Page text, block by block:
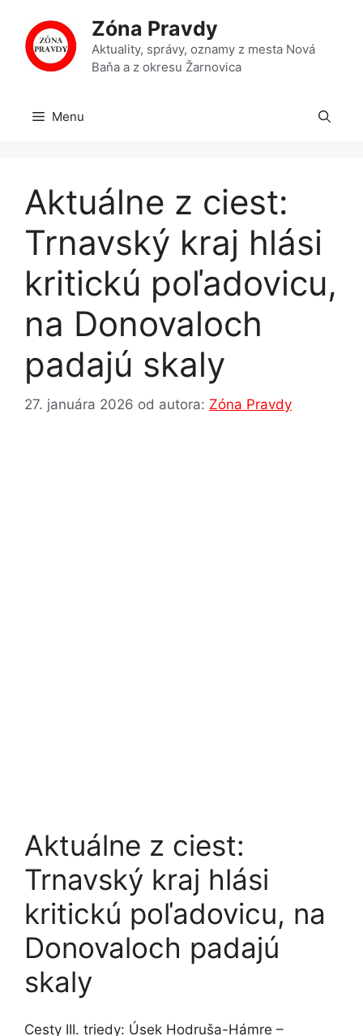
obsah
Zóna Pravdy
Aktuality, správy, oznamy z mesta Nová
Baňa a z okresu Žarnovica
Menu
Aktuálne z ciest:
Trnavský kraj hlási
kritickú poľadovicu,
na Donovaloch
padajú skaly
27. januára 2026 od autora: Zóna Pravdy
Aktuálne z ciest:
Trnavský kraj hlási
kritickú poľadovicu, na
Donovaloch padajú
skaly
Cesty III. triedy: Úsek Hodruša-Hámre –